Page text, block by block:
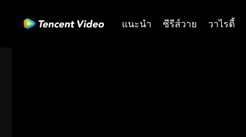
แนะนำ ซีรีส์วาย วาไรตี้